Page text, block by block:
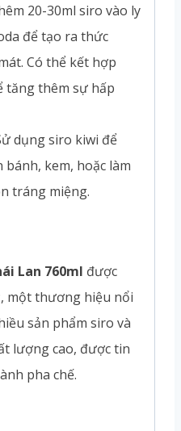
20-30ml siro vào ly
để tạo ra thức
Có thể kết hợp
tăng thêm sự hấp
dụng siro kiwi để
kem, hoặc làm
tráng miệng.
Lan 760ml được
, một thương hiệu nổi
sản phẩm siro và
lượng cao, được tin
pha chế.